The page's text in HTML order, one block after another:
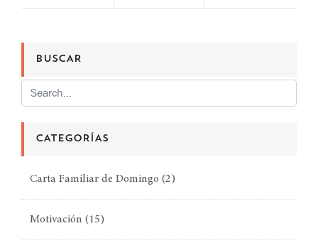
BUSCAR
CATEGORÍAS
Carta Familiar de Domingo (2)
Motivación (15)